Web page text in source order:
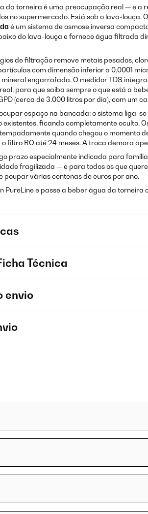
da torneira é uma preocupação real — e a
no supermercado. Está sob o lava-louça. O
é um sistema de osmose inversa
do lava-louça e fornece água filtrada
de filtração remove metais pesados,
com dimensão inferior a 0,0001
engarrafada. O medidor TDS
para que saiba sempre o que está a
(cerca de 3.000 litros por dia), com um
espaço na bancada: o sistema liga-
existentes, ficando completamente oculto.
quando chegou o momento
o filtro RO até 24 meses. A troca demora
prazo especialmente indicada para
fragilizada — e para todos os que
várias centenas de euros por ano.
PureLine e passe a beber água da torneira
Técnica
envio